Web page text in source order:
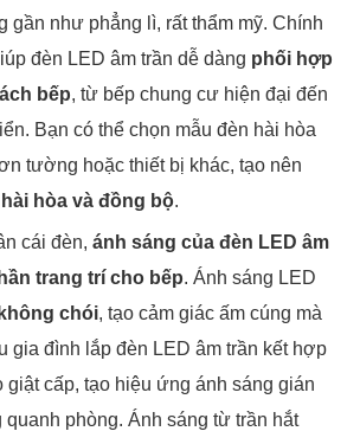
gần như phẳng lì, rất thẩm mỹ. Chính
đèn LED âm trần dễ dàng phối hợp
bếp, từ bếp chung cư hiện đại đến
Bạn có thể chọn mẫu đèn hài hòa
tường hoặc thiết bị khác, tạo nên
hài hòa và đồng bộ.
cái đèn, ánh sáng của đèn LED âm
trang trí cho bếp. Ánh sáng LED
chói, tạo cảm giác ấm cúng mà
gia đình lắp đèn LED âm trần kết hợp
giật cấp, tạo hiệu ứng ánh sáng gián
quanh phòng. Ánh sáng từ trần hắt